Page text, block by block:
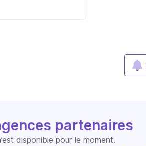
partenaires
disponible pour le moment.